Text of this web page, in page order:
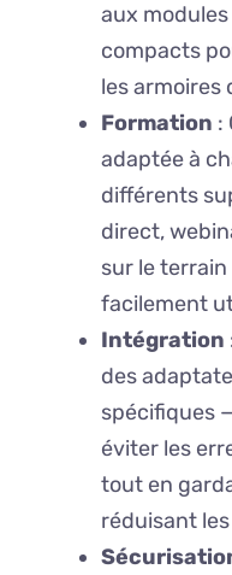
aux
compacts
les armoires
Formation :
adaptée à
différents
direct,
sur le
facilement
Intégration
des
spécifiques
éviter les
tout en
réduisant